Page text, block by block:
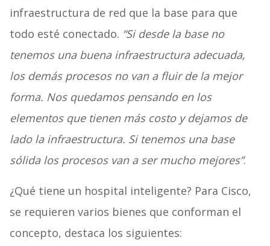
infraestructura de red que la base para que
todo esté conectado. “Si desde la base no
tenemos una buena infraestructura adecuada,
los demás procesos no van a fluir de la mejor
forma. Nos quedamos pensando en los
elementos que tienen más costo y dejamos de
lado la infraestructura. Si tenemos una base
sólida los procesos van a ser mucho mejores”.
¿Qué tiene un hospital inteligente? Para Cisco,
se requieren varios bienes que conforman el
concepto, destaca los siguientes: